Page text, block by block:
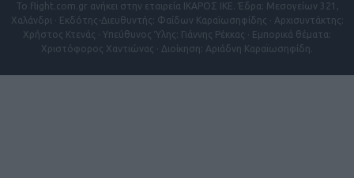
Το flight.com.gr ανήκει στην εταιρεία ΙΚΑΡΟΣ ΙΚΕ. Έδρα: Μεσογείων 321,
Χαλάνδρι · Εκδότης-Διευθυντής: Φαίδων Καραϊωσηφίδης · Αρχισυντάκτης:
Χρήστος Κτενάς · Υπεύθυνος Ύλης: Γιάννης Ρέκκας · Εμπορικά θέματα:
Χριστόφορος Χαντιώνας · Διοίκηση: Αριάδνη Καραϊωσηφίδη.